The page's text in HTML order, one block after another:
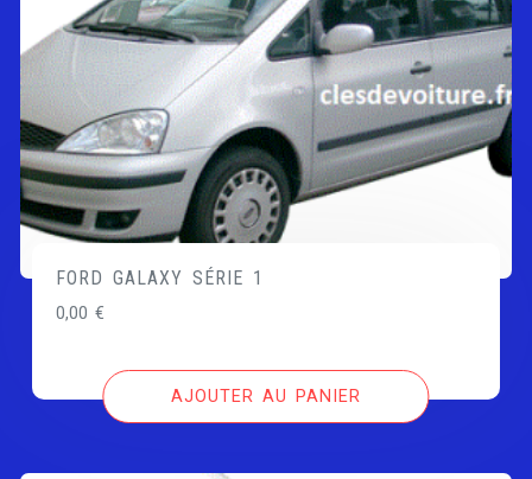
FORD GALAXY SÉRIE 1
0,00€
AJOUTER AU PANIER